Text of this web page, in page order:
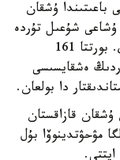
ومبى باعىتىندا ۇشقان
«ۋرالسكيە اۆياليني» كومپانياسىنىڭ ا-320 ۇشاعى شۇعىل تۇردە
نوۆو ءسىبىر وبلىسىنداعى ەگىستىككە قوندى. بورتتا 161
ىشىندە 21 بالا، ولاردىڭ ەشقايسىسى
دا بولعان.
قازاقستان
مۋحۋتدينوۆا بۇل